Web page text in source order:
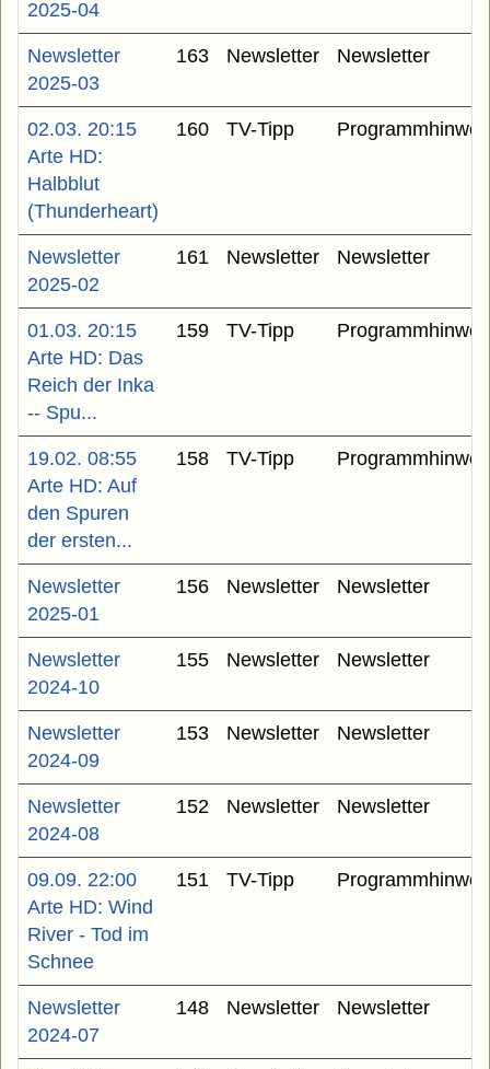
2025-04
Newsletter
2025-03
163 Newsletter Newsletter
02.03. 20:15
Arte HD:
Halbblut
(Thunderheart)
160 TV-Tipp
Newsletter
2025-02
161 Newsletter Newsletter
01.03. 20:15
Arte HD: Das
Reich der Inka
-- Spu...
159 TV-Tipp
19.02. 08:55
Arte HD: Auf
den Spuren
der ersten...
158 TV-Tipp
Newsletter
2025-01
156 Newsletter Newsletter
Newsletter
2024-10
155 Newsletter Newsletter
Newsletter
2024-09
153 Newsletter Newsletter
Newsletter
2024-08
152 Newsletter Newsletter
09.09. 22:00
Arte HD: Wind
River - Tod im
Schnee
151 TV-Tipp
Newsletter
2024-07
148 Newsletter Newsletter